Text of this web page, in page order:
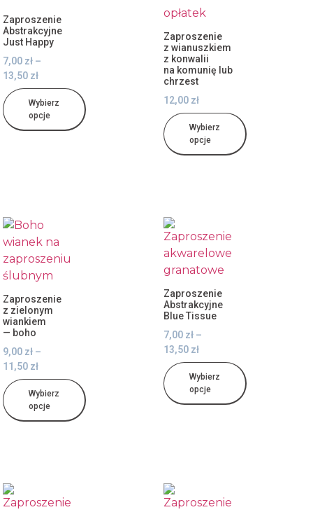
Zaproszenie
Abstrakcyjne
Just Happy
7,00 zł –
13,50 zł
Wybierz
opcje
Zaproszenie
z wianuszkiem
z konwalii
na komunię lub
chrzest
12,00 zł
Wybierz
opcje
Zaproszenie
z zielonym
wiankiem
— boho
9,00 zł –
11,50 zł
Wybierz
opcje
Zaproszenie
Abstrakcyjne
Blue Tissue
7,00 zł –
13,50 zł
Wybierz
opcje